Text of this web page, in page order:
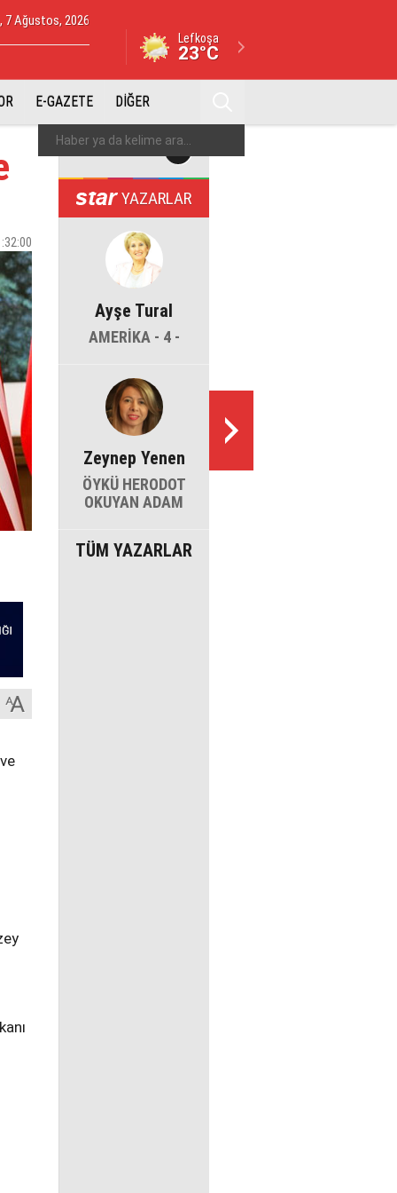
7 Ağustos, 2026
Lefkoşa
23°C
E-GAZETE DİĞER
YAZARLAR
Ayşe Tural
AMERİKA - 4 -
Zeynep Yenen
ÖYKÜ HERODOT
OKUYAN ADAM
TÜM YAZARLAR